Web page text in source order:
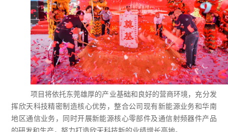
项目将依托东莞雄厚的产业基础和良好的营商环境，充分发
挥欣天科技精密制造核心优势，整合公司现有新能源业务和华南
地区通信业务，同时开展新能源核心零部件及通信射频器件产品